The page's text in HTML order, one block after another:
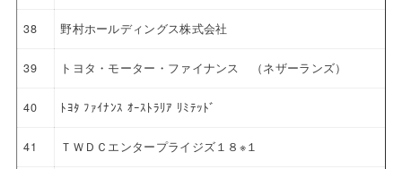
38 野村ホールディングス株式会社
39 トヨタ・モーター・ファイナンス （ネザーランズ）
40 ﾄﾖﾀ ﾌｧｲﾅﾝｽ ｵｰｽﾄﾗﾘｱ ﾘﾐﾃｯﾄﾞ
41 ＴＷＤＣエンタープライジズ１８※１